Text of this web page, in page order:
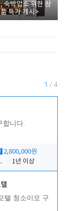
숙박업소 위한 삼
특가 개시>
1 / 4
합니다.
2,800,000원
업무
1년 이상
텔 청소이모 구